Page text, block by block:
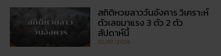
ฝันเห็นแมวน้ำ เปิดดวงชะตา การ
งาน การเงิน ความรัก พร้อมโชค
ลาภ
30/03/2026